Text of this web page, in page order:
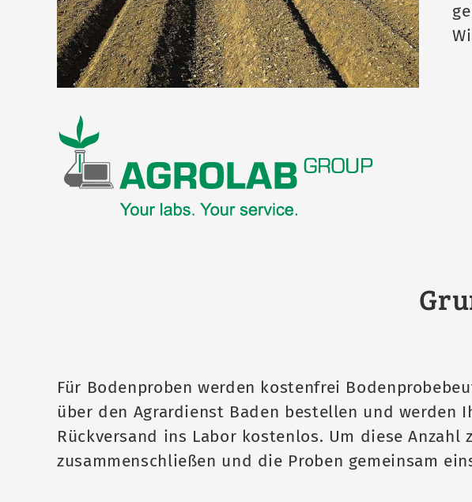
Für Bodenproben werden kostenfrei
über den Agrardienst Baden bestellen und werden
Rückversand ins Labor kostenlos. Um diese
zusammenschließen und die Proben gemeinsam